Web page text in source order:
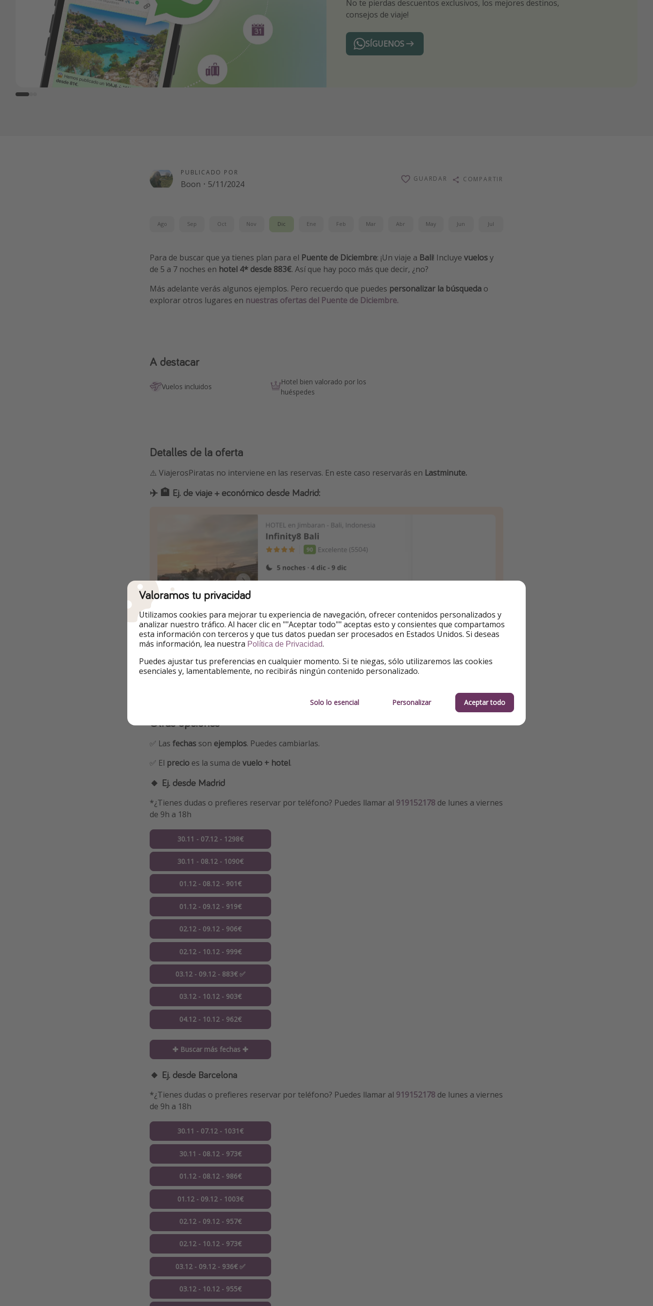
No te pierdas descuentos exclusivos, los mejores destinos,
consejos de viaje!
SÍGUENOS
Sé el primero en reservar nuestros chollazos
¡Recibe las mejores ofertas seleccionadas para ti por nuestros
expertos en viajes
Telegram
PUBLICADO POR
Boon · 5/11/2024
GUARDAR COMPARTIR
Ago Sep Oct Nov Dic Ene Feb Mar Abr May Jun Jul
Para de buscar que ya tienes plan para el Puente de Diciembre: ¡Un viaje a Bali! Incluye vuelosy
de 5 a 7 noches en hotel 4* desde 883€. Así que hay poco más que decir, ¿no?
Más adelante verás algunos ejemplos. Pero recuerdo que puedes personalizar la búsqueda o
explorar otros lugares en nuestras ofertas del Puente de Diciembre.
A destacar
Vuelos incluidos
Hotel bien valorado por los
huéspedes
Detalles de la oferta
⚠️ ViajerosPiratas no interviene en las reservas. En este caso reservarás en Lastminute.
✈️ 🏨 Ej. de viaje + económico desde Madrid:
Ir a la oferta
Otras opciones
✅ Las fechas son ejemplos. Puedes cambiarlas.
✅ El precio es la suma de vuelo + hotel.
🔸 Ej. desde Madrid
*¿Tienes dudas o prefieres reservar por teléfono? Puedes llamar al 919152178 de lunes a viernes
de 9h a 18h
30.11 - 07.12 - 1298€
30.11 - 08.12 - 1090€
01.12 - 08.12 - 901€
01.12 - 09.12 - 919€
02.12 - 09.12 - 906€
02.12 - 10.12 - 999€
03.12 - 09.12 - 883€ ✅
03.12 - 10.12 - 903€
04.12 - 10.12 - 962€
✚ Buscar más fechas ✚
🔸 Ej. desde Barcelona
*¿Tienes dudas o prefieres reservar por teléfono? Puedes llamar al 919152178 de lunes a viernes
de 9h a 18h
30.11 - 07.12 - 1031€
30.11 - 08.12 - 973€
01.12 - 08.12 - 986€
01.12 - 09.12 - 1003€
02.12 - 09.12 - 957€
02.12 - 10.12 - 973€
03.12 - 09.12 - 936€ ✅
03.12 - 10.12 - 955€
Valoramos tu privacidad
Utilizamos cookies para mejorar tu experiencia de navegación, ofrecer contenidos personalizados y
analizar nuestro tráfico. Al hacer clic en ""Aceptar todo"" aceptas esto y consientes que compartamos
esta información con terceros y que tus datos puedan ser procesados en Estados Unidos. Si deseas
más información, lea nuestra Política de Privacidad.
Puedes ajustar tus preferencias en cualquier momento. Si te niegas, sólo utilizaremos las cookies
esenciales y, lamentablemente, no recibirás ningún contenido personalizado.
Solo lo esencial Personalizar Aceptar todo